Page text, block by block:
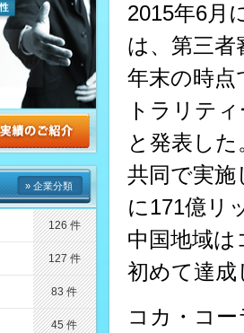
2015年6月
は、第三者
年末の時点
トラリテ
と発表し
共同で実
に171億リ
中国地域は
初めて達
コカ・コ
» 企業分類
126 件
127 件
83 件
45 件